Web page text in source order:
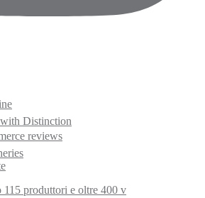
Distinction
reviews
produttori e oltre 400 v